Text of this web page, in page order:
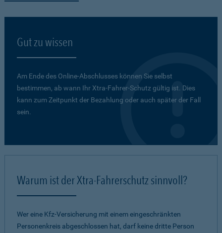
Gut zu wissen
Am Ende des Online-Abschlusses können Sie selbst
bestimmen, ab wann Ihr Xtra-Fahrer-Schutz gültig ist. Dies
kann zum Zeitpunkt der Bezahlung oder auch später der Fall
sein.
Warum ist der Xtra-Fahrerschutz sinnvoll?
Wer eine Kfz-Versicherung mit einem eingeschränkten
Personenkreis abgeschlossen hat, darf keine dritte Person